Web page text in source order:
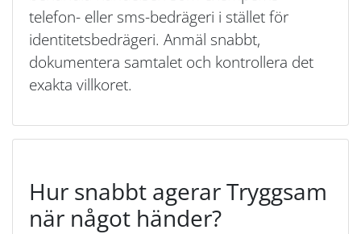
telefon- eller sms-bedrägeri i stället för
identitetsbedrägeri. Anmäl snabbt,
dokumentera samtalet och kontrollera det
exakta villkoret.
Hur snabbt agerar Tryggsam
när något händer?